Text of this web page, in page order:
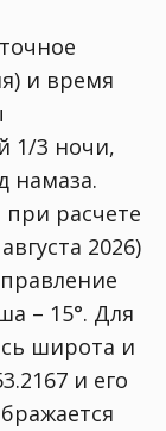
и время
1/3 ночи,
намаза.
расчете
2026)
– 15°. Для
широта и
и его